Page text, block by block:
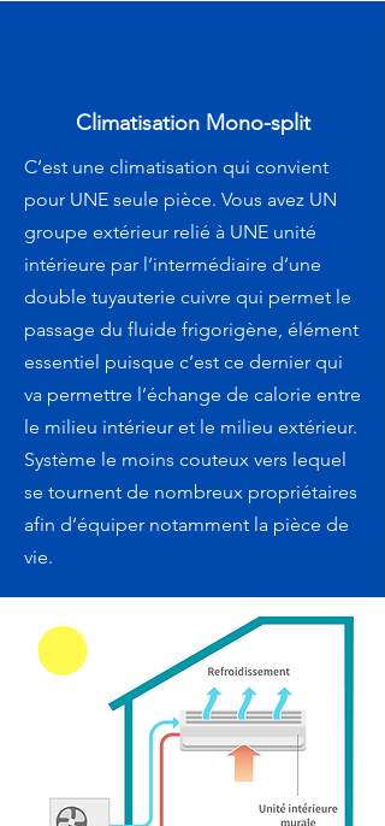
Climatisation Mono-split
C’est une climatisation qui convient
pour UNE seule pièce. Vous avez UN
groupe extérieur relié à UNE unité
intérieure par l’intermédiaire d’une
double tuyauterie cuivre qui permet le
passage du fluide frigorigène, élément
essentiel puisque c’est ce dernier qui
va permettre l’échange de calorie entre
le milieu intérieur et le milieu extérieur.
Système le moins couteux vers lequel
se tournent de nombreux propriétaires
afin d’équiper notamment la pièce de
vie.